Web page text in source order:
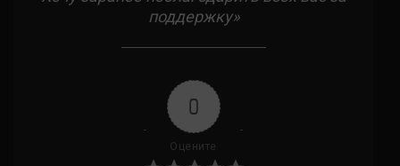
поддержку»
0
Оцените